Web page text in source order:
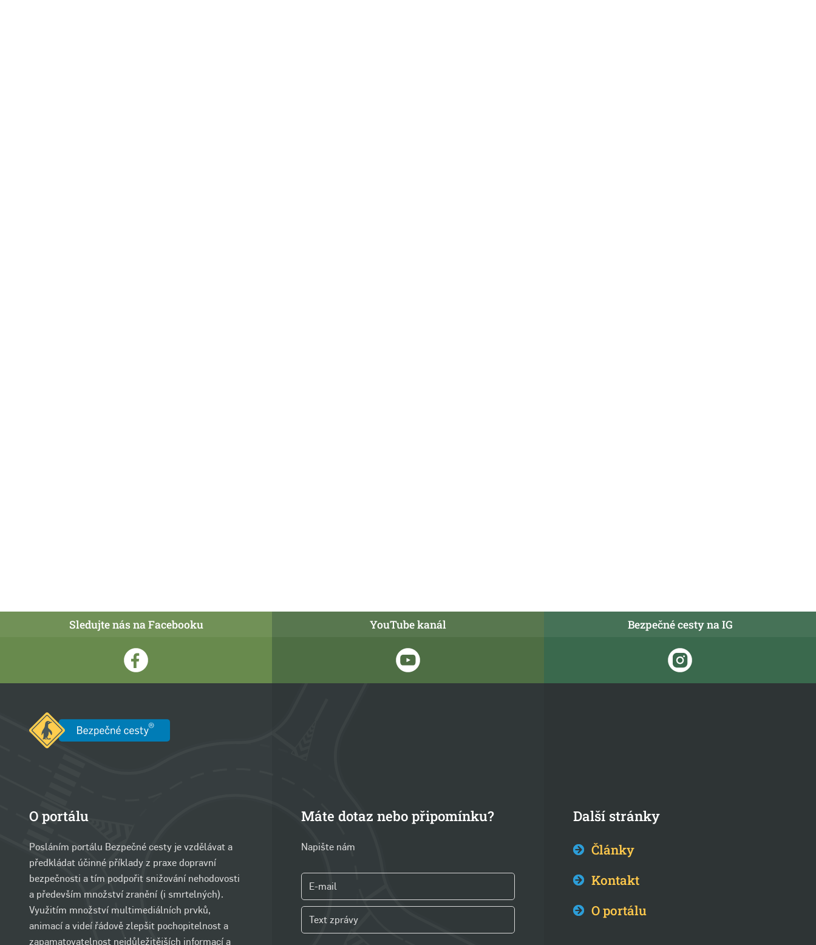
Sledujte nás na Facebooku YouTube kanál Bezpečné cesty na IG
O portálu
Posláním portálu Bezpečné cesty je vzdělávat a
předkládat účinné příklady z praxe dopravní
bezpečnosti a tím podpořit snižování nehodovosti
a především množství zranění (i smrtelných).
Využitím množství multimediálních prvků,
animací a videí řádově zlepšit pochopitelnost a
zapamatovatelnost nejdůležitějších informací a
Máte dotaz nebo připomínku?
Napište nám
Další stránky
Články
Kontakt
O portálu